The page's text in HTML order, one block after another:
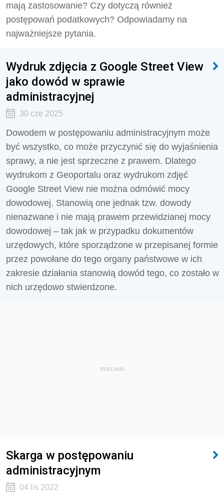
mają zastosowanie? Czy dotyczą również
postępowań podatkowych? Odpowiadamy na
najważniejsze pytania.
Wydruk zdjęcia z Google Street View
jako dowód w sprawie
administracyjnej
30 cze 2025
Dowodem w postępowaniu administracyjnym może
być wszystko, co może przyczynić się do wyjaśnienia
sprawy, a nie jest sprzeczne z prawem. Dlatego
wydrukom z Geoportalu oraz wydrukom zdjęć
Google Street View nie można odmówić mocy
dowodowej. Stanowią one jednak tzw. dowody
nienazwane i nie mają prawem przewidzianej mocy
dowodowej – tak jak w przypadku dokumentów
urzędowych, które sporządzone w przepisanej formie
przez powołane do tego organy państwowe w ich
zakresie działania stanowią dowód tego, co zostało w
nich urzędowo stwierdzone.
REKLAMA
Skarga w postępowaniu
administracyjnym
04 lis 2022